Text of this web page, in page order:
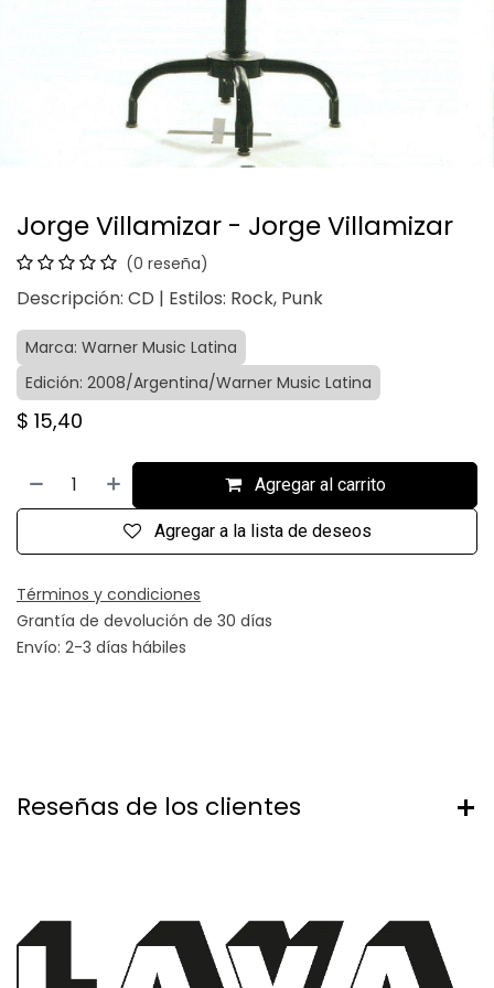
Jorge Villamizar - Jorge Villamizar
(0 reseña)
Descripción: CD | Estilos: Rock, Punk
Marca: Warner Music Latina
Edición: 2008/Argentina/Warner Music Latina
$ 15,40
Agregar al carrito
Agregar a la lista de deseos
Términos y condiciones
Grantía de devolución de 30 días
Envío: 2-3 días hábiles
Reseñas de los clientes